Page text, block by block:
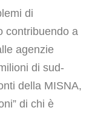
di
contribuendo a
agenzie
di sud-
della MISNA,
di chi è